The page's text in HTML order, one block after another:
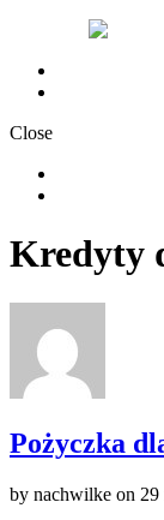
Close
Kredyty
Pożyczka
by nachwilke on 29